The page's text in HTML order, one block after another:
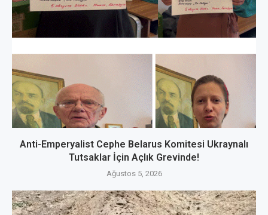
Anti-Emperyalist Cephe Belarus Komitesi Ukraynalı
Tutsaklar İçin Açlık Grevinde!
Ağustos 5, 2026